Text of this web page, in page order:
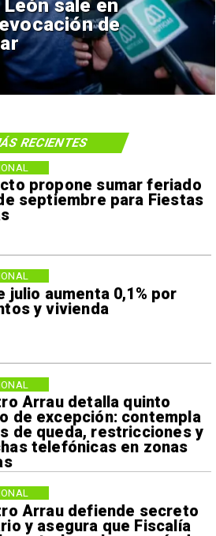
sale en
de
propone sumar feriado
septiembre para Fiestas
julio aumenta 0,1% por
y vivienda
Arrau detalla quinto
de excepción: contempla
de queda, restricciones y
telefónicas en zonas
Arrau defiende secreto
y asegura que Fiscalía
RECIENTES